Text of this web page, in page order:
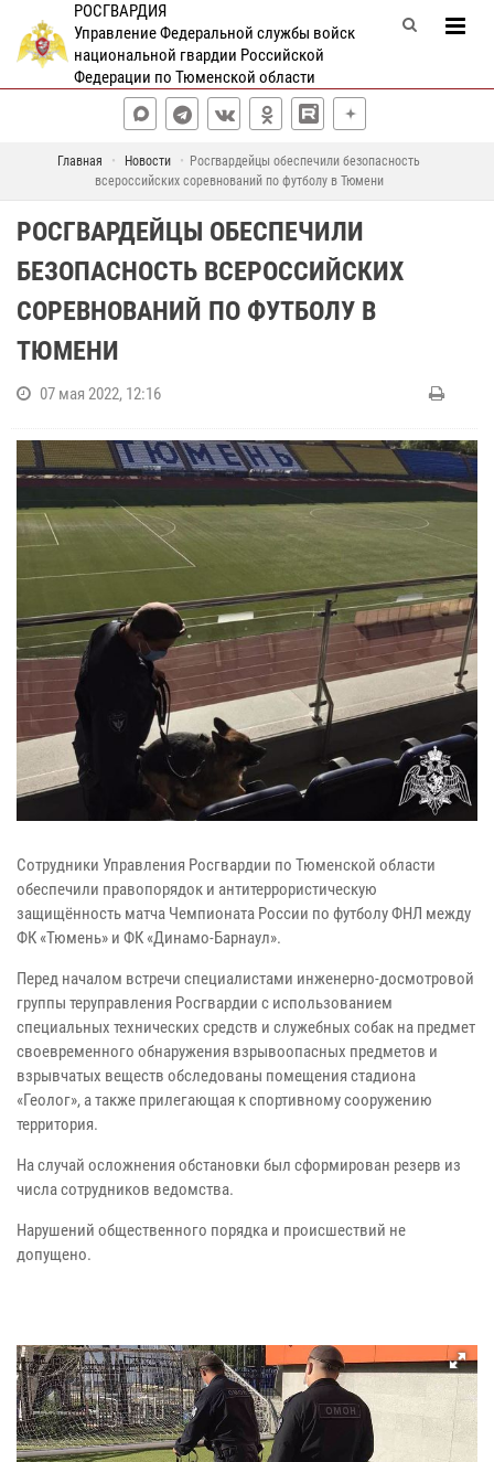
РОСГВАРДИЯ
Управление Федеральной службы войск
национальной гвардии Российской
Федерации по Тюменской области
Главная Новости
Росгвардейцы обеспечили безопасность
всероссийских соревнований по футболу в Тюмени
РОСГВАРДЕЙЦЫ ОБЕСПЕЧИЛИ
БЕЗОПАСНОСТЬ ВСЕРОССИЙСКИХ
СОРЕВНОВАНИЙ ПО ФУТБОЛУ В
ТЮМЕНИ
07 мая 2022, 12:16
Сотрудники Управления Росгвардии по Тюменской области
обеспечили правопорядок и антитеррористическую
защищённость матча Чемпионата России по футболу ФНЛ между
ФК «Тюмень» и ФК «Динамо-Барнаул».
Перед началом встречи специалистами инженерно-досмотровой
группы теруправления Росгвардии с использованием
специальных технических средств и служебных собак на предмет
своевременного обнаружения взрывоопасных предметов и
взрывчатых веществ обследованы помещения стадиона
«Геолог», а также прилегающая к спортивному сооружению
территория.
На случай осложнения обстановки был сформирован резерв из
числа сотрудников ведомства.
Нарушений общественного порядка и происшествий не
допущено.